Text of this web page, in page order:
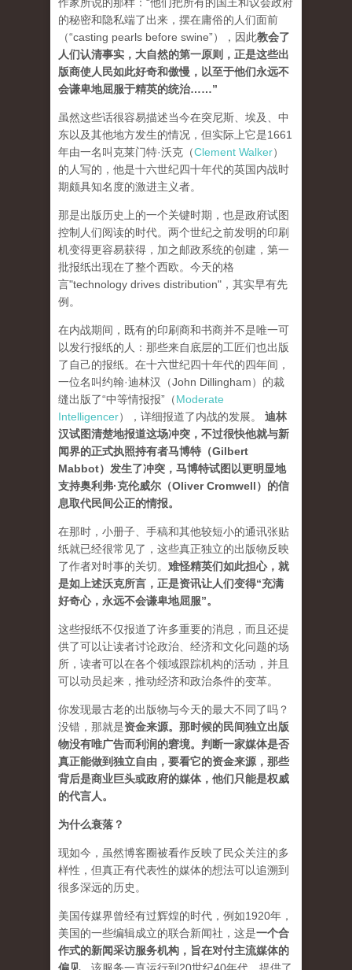
的秘密和隐私端了出来，摆在庸俗的人们面前
（“casting pearls before swine”），因此教会了
人们认清事实，大自然的第一原则，正是这些出
版商使人民如此好奇和傲慢，以至于他们永远不
会谦卑地屈服于精英的统治……”
虽然这些话很容易描述当今在突尼斯、埃及、中
东以及其他地方发生的情况，但实际上它是1661
年由一名叫克莱门特·沃克（Clement Walker）
的人写的，他是十六世纪四十年代的英国内战时
期颇具知名度的激进主义者。
那是出版历史上的一个关键时期，也是政府试图
控制人们阅读的时代。两个世纪之前发明的印刷
机变得更容易获得，加之邮政系统的创建，第一
批报纸出现在了整个西欧。今天的格
言"technology drives dis­tribution"，其实早有先
例。
在内战期间，既有的印刷商和书商并不是唯一可
以发行报纸的人：那些来自底层的工匠们也出版
了自己的报纸。在十六世纪四十年代的四年间，
一位名叫约翰·迪林汉（John Dillingham）的裁
缝出版了“中等情报报”（Moderate
Intelligencer），详细报道了内战的发展。 迪林
汉试图清楚地报道这场冲突，不过很快他就与新
闻界的正式执照持有者马博特（Gilbert
Mabbot）发生了冲突，马博特试图以更明显地
支持奥利弗·克伦威尔（Oliver Cromwell）的信
息取代民间公正的情报。
在那时，小册子、手稿和其他较短小的通讯张贴
纸就已经很常见了，这些真正独立的出版物反映
了作者对时事的关切。 难怪精英们如此担心，就
是如上述沃克所言，正是资讯让人们变得“充满
好奇心，永远不会谦卑地屈服”。
这些报纸不仅报道了许多重要的消息，而且还提
供了可以让读者讨论政治、经济和文化问题的场
所，读者可以在各个领域跟踪机构的活动，并且
可以动员起来，推动经济和政治条件的变革。
你发现最古老的出版物与今天的最大不同了吗？
没错，那就是资金来源。 那时候的民间独立出版
物没有唯广告而利润的窘境。判断一家媒体是否
真正能做到独立自由，要看它的资金来源，那些
背后是商业巨头或政府的媒体，他们只能是权威
的代言人。
为什么衰落？
现如今，虽然博客圈被看作反映了民众关注的多
样性，但真正有代表性的媒体的想法可以追溯到
很多深远的历史。
美国传媒界曾经有过辉煌的时代，例如1920年，
美国的一些编辑成立的联合新闻社，这是一个合
作式的新闻采访服务机构，旨在对付主流媒体的